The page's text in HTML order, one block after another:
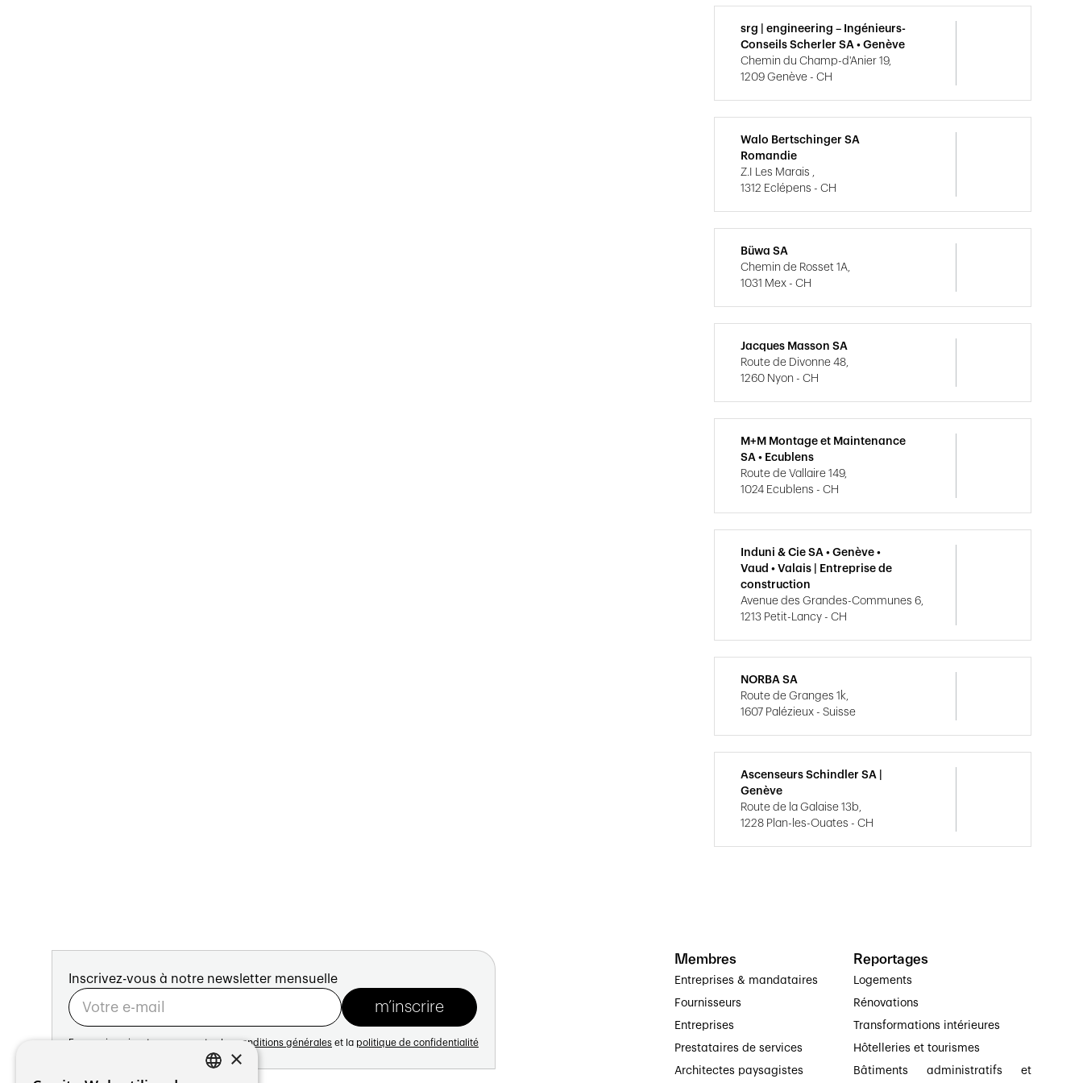
srg | engineering – Ingénieurs-
Conseils Scherler SA • Genève
Chemin du Champ-d'Anier 19,
1209 Genève - CH
Walo Bertschinger SA
Romandie
Z.I Les Marais ,
1312 Eclépens - CH
Büwa SA
Chemin de Rosset 1A,
1031 Mex - CH
Jacques Masson SA
Route de Divonne 48,
1260 Nyon - CH
M+M Montage et Maintenance
SA • Ecublens
Route de Vallaire 149,
1024 Ecublens - CH
Induni & Cie SA • Genève •
Vaud • Valais | Entreprise de
construction
Avenue des Grandes-Communes 6,
1213 Petit-Lancy - CH
NORBA SA
Route de Granges 1k,
1607 Palézieux - Suisse
Ascenseurs Schindler SA |
Genève
Route de la Galaise 13b,
1228 Plan-les-Ouates - CH
Inscrivez-vous à notre newsletter mensuelle
En vous inscrivant vous acceptez les conditions générales et la politique de confidentialité
Adresse:
Membres
Entreprises & mandataires
Fournisseurs
Entreprises
Prestataires de services
Architectes paysagistes
Reportages
Logements
Rénovations
Transformations intérieures
Hôtelleries et tourismes
Bâtiments administratifs et
×